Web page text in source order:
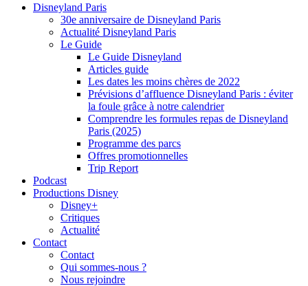
Disneyland Paris
30e anniversaire de Disneyland Paris
Actualité Disneyland Paris
Le Guide
Le Guide Disneyland
Articles guide
Les dates les moins chères de 2022
Prévisions d’affluence Disneyland Paris : éviter
la foule grâce à notre calendrier
Comprendre les formules repas de Disneyland
Paris (2025)
Programme des parcs
Offres promotionnelles
Trip Report
Podcast
Productions Disney
Disney+
Critiques
Actualité
Contact
Contact
Qui sommes-nous ?
Nous rejoindre